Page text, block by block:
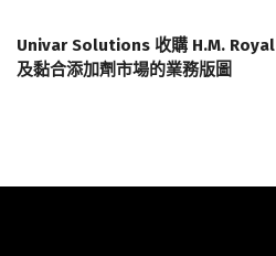
Univar Solutions 收購 H.M.
及黏合添加劑市場的業務版圖